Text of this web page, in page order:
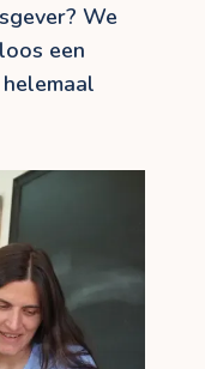
We
een